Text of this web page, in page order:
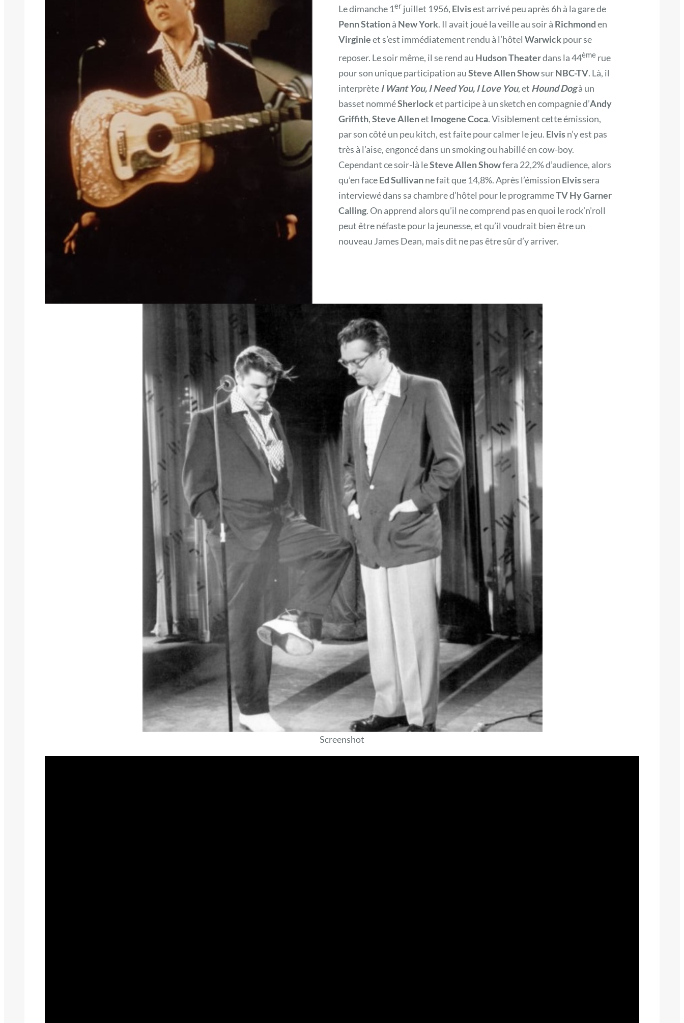
Le dimanche 1erjuillet 1956, Elvisest arrivé peu après 6h à la gare de
Penn Stationà New York. Il avait joué la veille au soir à Richmonden
Virginieet s’est immédiatement rendu à l’hôtel Warwickpour se
reposer. Le soir même, il se rend au Hudson Theaterdans la 44èmerue
pour son unique participation auSteve Allen ShowsurNBC-TV. Là, il
interprète I Want You, I Need You, I Love You, et Hound Dogà un
basset nomméSherlocket participe à un sketch en compagnie d’Andy
Griffith,Steve Allenet Imogene Coca. Visiblement cette émission,
par son côté un peu kitch, est faite pour calmer le jeu. Elvisn’y est pas
très à l’aise, engoncé dans un smoking ou habillé en cow-boy.
Cependant ce soir-là leSteve Allen Showfera 22,2% d’audience, alors
qu’en faceEd Sullivanne fait que 14,8%. Après l’émission Elvissera
interviewé dans sa chambre d’hôtel pour le programmeTV Hy Garner
Calling. On apprend alors qu’il ne comprend pas en quoi le rock’n’roll
peut être néfaste pour la jeunesse, et qu’il voudrait bien être un
nouveau James Dean, mais dit ne pas être sûr d’y arriver.
Screenshot